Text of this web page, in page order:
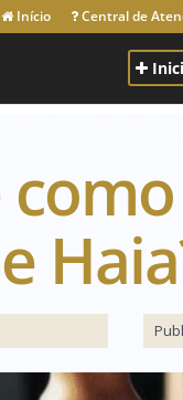
Início Central de